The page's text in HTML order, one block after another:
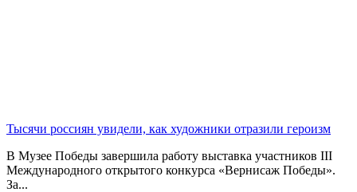
Тысячи россиян увидели, как художники отразили героизм
В Музее Победы завершила работу выставка участников III
Международного открытого конкурса «Вернисаж Победы».
За...